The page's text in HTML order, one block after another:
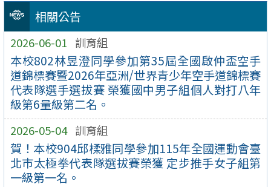
相關公告
2026-06-01 訓育組
本校802林昱澄同學參加第35屆全國啟仲盃空手
道錦標賽暨2026年亞洲/世界青少年空手道錦標賽
代表隊選手選拔賽 榮獲國中男子組個人對打八年
級第6量級第二名。
2026-05-04 訓育組
賀！本校904邱楺雅同學參加115年全國運動會臺
北巿太極拳代表隊選拔賽榮獲 定步推手女子組第
一級第一名。